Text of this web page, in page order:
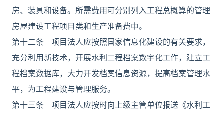
房、装具和设备。所需费用可分别列入工程总概算的管理
房屋建设工程项目类和生产准备费中。
第十二条 项目法人应按照国家信息化建设的有关要求，
充分利用新技术，开展水利工程档案数字化工作，建立工
程档案数据库，大力开发档案信息资源，提高档案管理水
平，为工程建设与管理服务。
第十三条 项目法人应按时向上级主管单位报送《水利工